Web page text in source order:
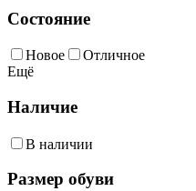
Состояние
Новое
Отличное
Ещё
Наличие
В наличии
Размер обуви